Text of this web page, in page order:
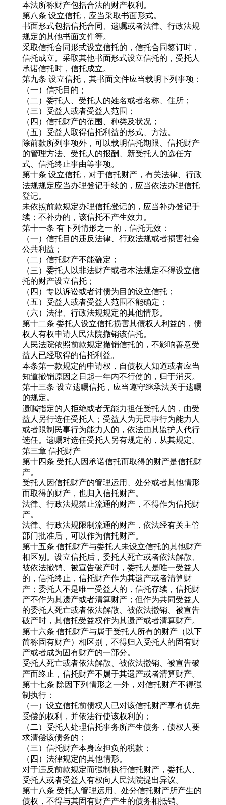
本法所称财产包括合法的财产权利。
第八条 设立信托，应当采取书面形式。
书面形式包括信托合同、遗嘱或者法律、行政法规
规定的其他书面文件等。
采取信托合同形式设立信托的，信托合同签订时，
信托成立。采取其他书面形式设立信托的，受托人
承诺信托时，信托成立。
第九条 设立信托，其书面文件应当载明下列事项：
（一）信托目的；
（二）委托人、受托人的姓名或者名称、住所；
（三）受益人或者受益人范围；
（四）信托财产的范围、种类及状况；
（五）受益人取得信托利益的形式、方法。
除前款所列事项外，可以载明信托期限、信托财产
的管理方法、受托人的报酬、新受托人的选任方
式、信托终止事由等事项。
第十条 设立信托，对于信托财产，有关法律、行政
法规规定应当办理登记手续的，应当依法办理信托
登记。
未依照前款规定办理信托登记的，应当补办登记手
续；不补办的，该信托不产生效力。
第十一条 有下列情形之一的，信托无效：
（一）信托目的违反法律、行政法规或者损害社会
公共利益；
（二）信托财产不能确定；
（三）委托人以非法财产或者本法规定不得设立信
托的财产设立信托；
（四）专以诉讼或者讨债为目的设立信托；
（五）受益人或者受益人范围不能确定；
（六）法律、行政法规规定的其他情形。
第十二条 委托人设立信托损害其债权人利益的，债
权人有权申请人民法院撤销该信托。
人民法院依照前款规定撤销信托的，不影响善意受
益人已经取得的信托利益。
本条第一款规定的申请权，自债权人知道或者应当
知道撤销原因之日起一年内不行使的，归于消灭。
第十三条 设立遗嘱信托，应当遵守继承法关于遗嘱
的规定。
遗嘱指定的人拒绝或者无能力担任受托人的，由受
益人另行选任受托人；受益人为无民事行为能力人
或者限制民事行为能力人的，依法由其监护人代行
选任。遗嘱对选任受托人另有规定的，从其规定。
第三章 信托财产
第十四条 受托人因承诺信托而取得的财产是信托财
产。
受托人因信托财产的管理运用、处分或者其他情形
而取得的财产，也归入信托财产。
法律、行政法规禁止流通的财产，不得作为信托财
产。
法律、行政法规限制流通的财产，依法经有关主管
部门批准后，可以作为信托财产。
第十五条 信托财产与委托人未设立信托的其他财产
相区别。设立信托后，委托人死亡或者依法解散、
被依法撤销、被宣告破产时，委托人是唯一受益人
的，信托终止，信托财产作为其遗产或者清算财
产；委托人不是唯一受益人的，信托存续，信托财
产不作为其遗产或者清算财产；但作为共同受益人
的委托人死亡或者依法解散、被依法撤销、被宣告
破产时，其信托受益权作为其遗产或者清算财产。
第十六条 信托财产与属于受托人所有的财产（以下
简称固有财产）相区别，不得归入受托人的固有财
产或者成为固有财产的一部分。
受托人死亡或者依法解散、被依法撤销、被宣告破
产而终止，信托财产不属于其遗产或者清算财产。
第十七条 除因下列情形之一外，对信托财产不得强
制执行：
（一）设立信托前债权人已对该信托财产享有优先
受偿的权利，并依法行使该权利的；
（二）受托人处理信托事务所产生债务，债权人要
求清偿该债务的；
（三）信托财产本身应担负的税款；
（四）法律规定的其他情形。
对于违反前款规定而强制执行信托财产，委托人、
受托人或者受益人有权向人民法院提出异议。
第十八条 受托人管理运用、处分信托财产所产生的
债权，不得与其固有财产产生的债务相抵销。